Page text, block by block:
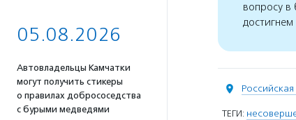
05.08.2026
Автовладельцы Камчатки
могут получить стикеры
о правилах добрососедства
с бурыми медведями
вопросу в
достигнем
ТЕГИ: